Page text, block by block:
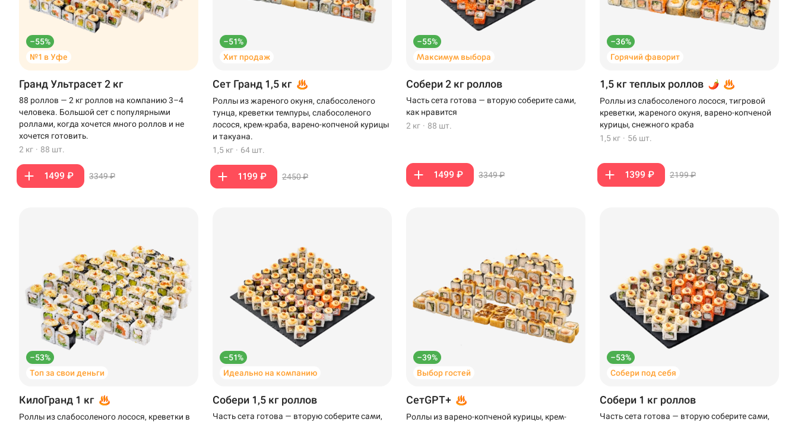
–55%
№1 в Уфе
Гранд Ультрасет 2 кг
88 роллов — 2 кг роллов на компанию 3–4
человека. Большой сет с популярными
роллами, когда хочется много роллов и не
хочется готовить.
2 кг · 88 шт.
1499 ₽ 3349 ₽
–51%
Хит продаж
Сет Гранд 1,5 кг
Роллы из жареного окуня, слабосоленого
тунца, креветки темпуры, слабосоленого
лосося, крем-краба, варено-копченой курицы
и такуана.
1,5 кг · 64 шт.
1199 ₽ 2450 ₽
–55%
Максимум выбора
Собери 2 кг роллов
Часть сета готова — вторую соберите сами,
как нравится
2 кг · 88 шт.
1499 ₽ 3349 ₽
–36%
Горячий фаворит
1,5 кг теплых роллов
Роллы из слабосоленого лосося, тигровой
креветки, жареного окуня, варено-копченой
курицы, снежного краба
1,5 кг · 56 шт.
1399 ₽ 2199 ₽
–53%
Топ за свои деньги
КилоГранд 1 кг
Роллы из слабосоленого лосося, креветки в
–51%
Идеально на компанию
Собери 1,5 кг роллов
Часть сета готова — вторую соберите сами,
–39%
Выбор гостей
СетGPT+
Роллы из варено-копченой курицы, крем-
–53%
Собери под себя
Собери 1 кг роллов
Часть сета готова — вторую соберите сами,